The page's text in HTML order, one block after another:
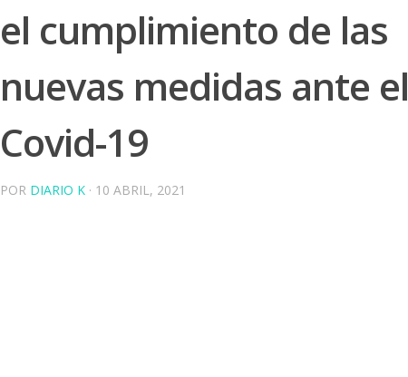
el cumplimiento de las
nuevas medidas ante el
Covid-19
POR DIARIO K · 10 ABRIL, 2021